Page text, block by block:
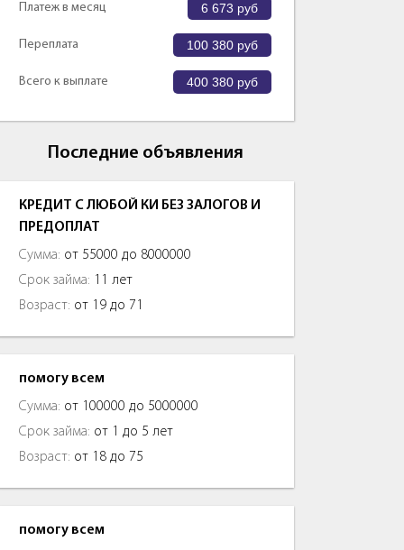
Платеж в месяц 6 673 руб
Переплата 100 380 руб
Всего к выплате 400 380 руб
Последние объявления
КРЕДИТ С ЛЮБОЙ КИ БЕЗ ЗАЛОГОВ И
ПРЕДОПЛАТ
Сумма: от 55000 до 8000000
Срок займа: 11 лет
Возраст: от 19 до 71
помогу всем
Сумма: от 100000 до 5000000
Срок займа: от 1 до 5 лет
Возраст: от 18 до 75
помогу всем